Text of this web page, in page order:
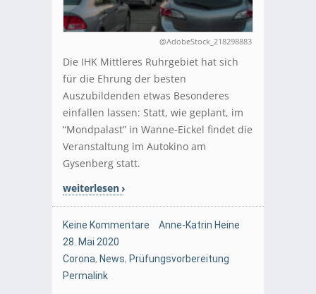
@AdobeStock_218298883
Die IHK Mittleres Ruhrgebiet hat sich
für die Ehrung der besten
Auszubildenden etwas Besonderes
einfallen lassen: Statt, wie geplant, im
“Mondpalast” in Wanne-Eickel findet die
Veranstaltung im Autokino am
Gysenberg statt.
weiterlesen
Keine Kommentare
Anne-Katrin Heine
28. Mai 2020
Corona, News, Prüfungsvorbereitung
Permalink